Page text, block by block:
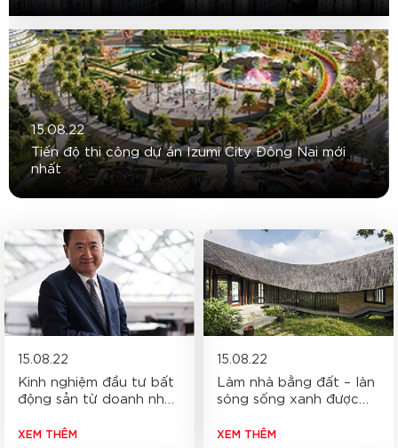
15.08.22
Tiến độ thi công dự án Izumi City Đông Nai mới
nhất
15.08.22
Kinh nghiệm đầu tư bất
động sản từ doanh nhân
XEM THÊM
15.08.22
Làm nhà bằng đất – làn
sóng sống xanh được
XEM THÊM